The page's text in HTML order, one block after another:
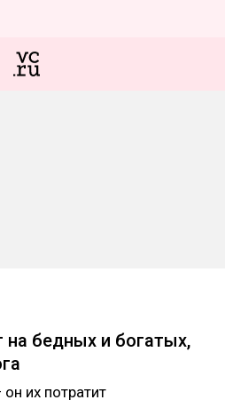
на бедных и богатых,
их потратит